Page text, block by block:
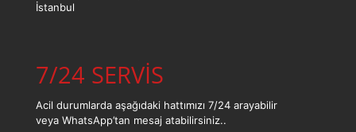
İstanbul
7/24 SERVİS
Acil durumlarda aşağıdaki hattımızı 7/24 arayabilir
veya WhatsApp’tan mesaj atabilirsiniz..